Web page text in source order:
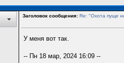
Заголовок сообщения: Re: "Охота пуще
У меня вот так.
-- Пн 18 мар, 2024 16:09 --